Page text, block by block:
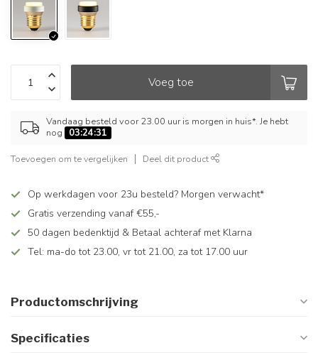
Voeg toe
Vandaag besteld voor 23.00 uur is morgen in huis*. Je hebt
nog
03:24:31
Toevoegen om te vergelijken Deel dit product
Op werkdagen voor 23u besteld? Morgen verwacht*
Gratis verzending vanaf €55,-
50 dagen bedenktijd & Betaal achteraf met Klarna
Tel: ma-do tot 23.00, vr tot 21.00, za tot 17.00 uur
Productomschrijving
Specificaties